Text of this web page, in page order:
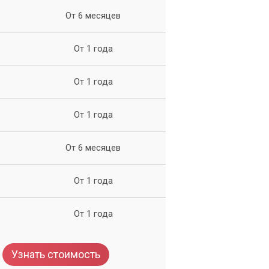
От 6 месяцев
От 1 года
От 1 года
От 1 года
От 6 месяцев
От 1 года
От 1 года
Узнать стоимость